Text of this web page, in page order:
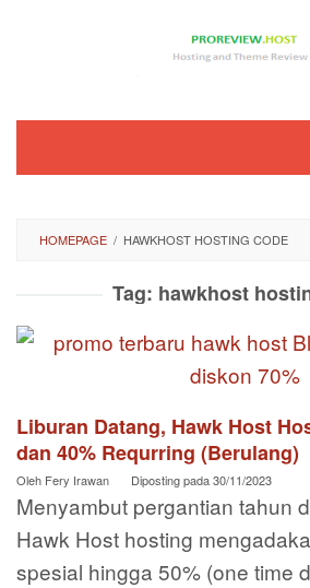
HOMEPAGE / HAWKHOST HOSTING CODE
Tag: hawkhost
Liburan Datang, Hawk Host
dan 40% Requrring (Berulang)
Oleh Fery Irawan Diposting pada30/11/2023
Menyambut pergantian tahun
Hawk Host hosting
spesial hingga 50% (one time